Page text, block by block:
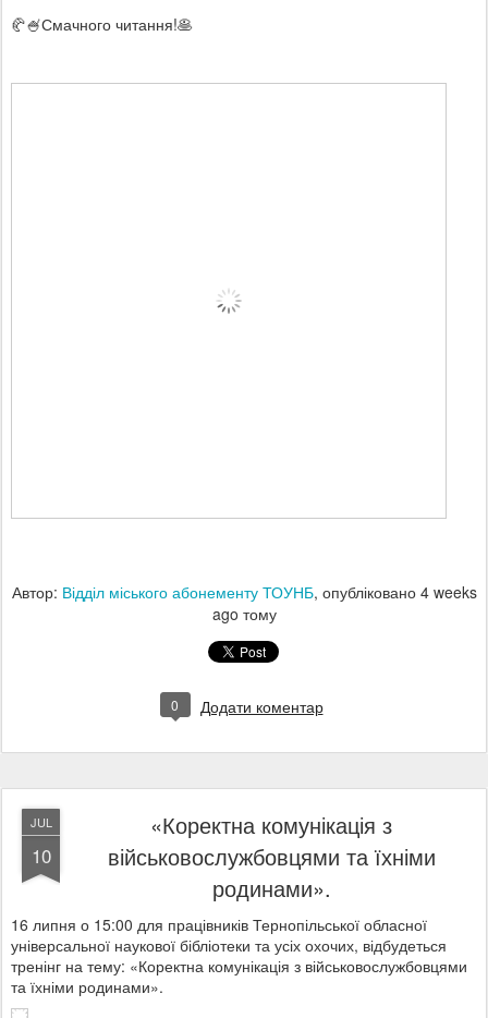
🥐🍧Смачного читання!🥞
Автор: Відділ міського абонементу ТОУНБ, опубліковано 4 weeks
ago тому
0 Додати коментар
JUL
10
«Коректна комунікація з
військовослужбовцями та їхніми
родинами».
16 липня о 15:00 для працівників Тернопільської обласної
універсальної наукової бібліотеки та усіх охочих, відбудеться
тренінг на тему: «Коректна комунікація з військовослужбовцями
та їхніми родинами».